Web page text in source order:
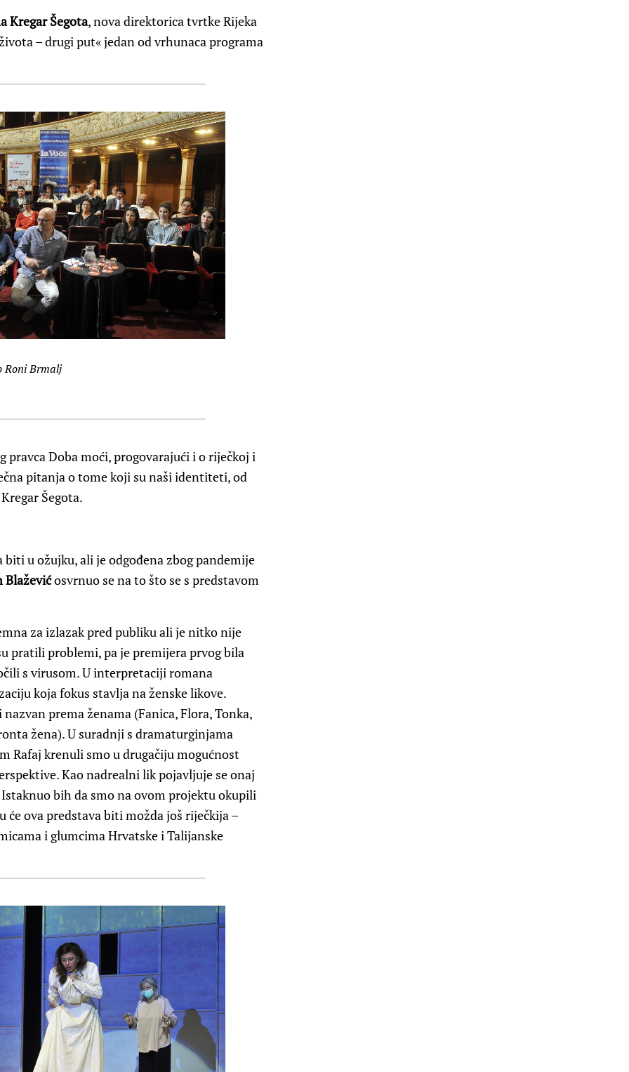
Kregar Šegota, nova direktorica tvrtke Rijeka
– drugi put« jedan od vrhunaca programa
Roni Brmalj
pravca Doba moći, progovarajući i o riječkoj i
pitanja o tome koji su naši identiteti, od
Šegota.
u ožujku, ali je odgođena zbog pandemije
Blaževićosvrnuo se na to što se s predstavom
za izlazak pred publiku ali je nitko nije
pratili problemi, pa je premijera prvog bila
s virusom. U interpretaciji romana
koja fokus stavlja na ženske likove.
prema ženama (Fanica, Flora, Tonka,
žena). U suradnji s dramaturginjama
Rafaj krenuli smo u drugačiju mogućnost
Kao nadrealni lik pojavljuje se onaj
bih da smo na ovom projektu okupili
će ova predstava biti možda još riječkija –
i glumcima Hrvatske i Talijanske